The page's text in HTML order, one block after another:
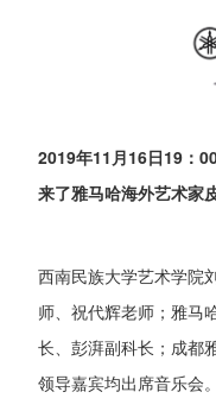
2019年11月16日19：
来了雅马哈海外艺术家
西南民族大学艺术学院
师、祝代辉老师；雅马
长、彭湃副科长；成都
领导嘉宾均出席音乐会。